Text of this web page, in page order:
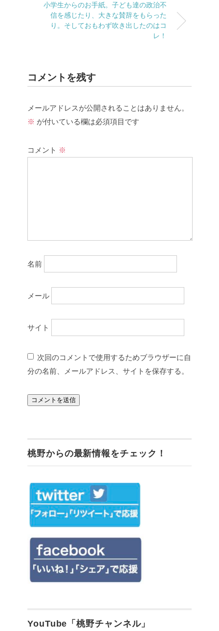
小学生からのお手紙。子ども達の政治不
信を感じたり、大きな賛辞をもらった
り。そしておもわず吹き出したのはコ
レ！
コメントを残す
メールアドレスが公開されることはありません。
※ が付いている欄は必須項目です
コメント ※
名前
メール
サイト
次回のコメントで使用するためブラウザーに自
分の名前、メールアドレス、サイトを保存する。
桃野からの最新情報をチェック！
YouTube「桃野チャンネル」